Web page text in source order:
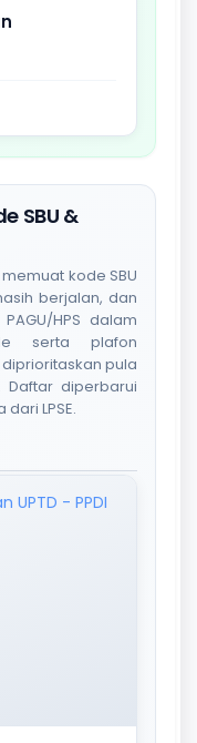
SBU &
kode SBU
berjalan, dan
HPS dalam
serta plafon
pula
diperbarui
LPSE.